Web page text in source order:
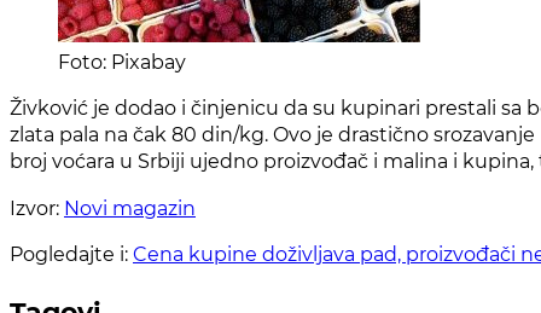
Foto: Pixabay
Živković je dodao i činjenicu da su kupinari prestali sa
zlata pala na čak 80 din/kg. Ovo je drastično
broj voćara u Srbiji ujedno proizvođač i malina i
Izvor: Novi magazin
Pogledajte i: Cena kupine doživljava pad, proizvođači